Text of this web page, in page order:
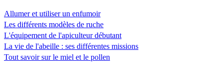
Allumer et utiliser un enfumoir
Les différents modèles de ruche
L'équipement de l'apiculteur débutant
La vie de l'abeille : ses différentes missions
Tout savoir sur le miel et le pollen